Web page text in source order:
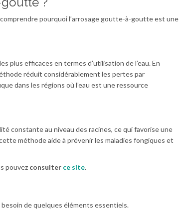
pourquoi l’arrosage goutte-à-goutte est une
plus efficaces en termes d’utilisation de l’eau. En
réduit considérablement les pertes par
dans les régions où l’eau est une ressource
constante au niveau des racines, ce qui favorise une
méthode aide à prévenir les maladies fongiques et
pouvez consulter ce site.
de quelques éléments essentiels.